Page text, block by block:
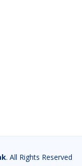
. All Rights Reserved